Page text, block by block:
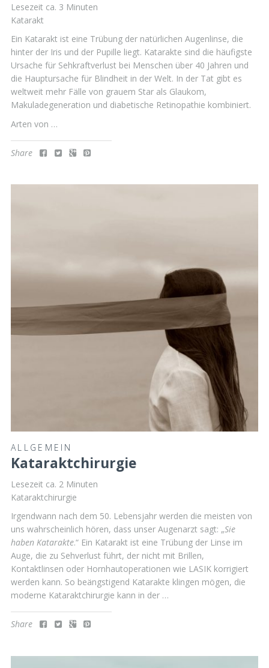
Lesezeit ca. 3 Minuten
Katarakt
Ein Katarakt ist eine Trübung der natürlichen Augenlinse, die
hinter der Iris und der Pupille liegt. Katarakte sind die häufigste
Ursache für Sehkraftverlust bei Menschen über 40 Jahren und
die Hauptursache für Blindheit in der Welt. In der Tat gibt es
weltweit mehr Fälle von grauem Star als Glaukom,
Makuladegeneration und diabetische Retinopathie kombiniert.
Arten von …
Share
ALLGEMEIN
Kataraktchirurgie
Lesezeit ca. 2 Minuten
Kataraktchirurgie
Irgendwann nach dem 50. Lebensjahr werden die meisten von
uns wahrscheinlich hören, dass unser Augenarzt sagt: „Sie
haben Katarakte.“ Ein Katarakt ist eine Trübung der Linse im
Auge, die zu Sehverlust führt, der nicht mit Brillen,
Kontaktlinsen oder Hornhautoperationen wie LASIK korrigiert
werden kann. So beängstigend Katarakte klingen mögen, die
moderne Kataraktchirurgie kann in der …
Share